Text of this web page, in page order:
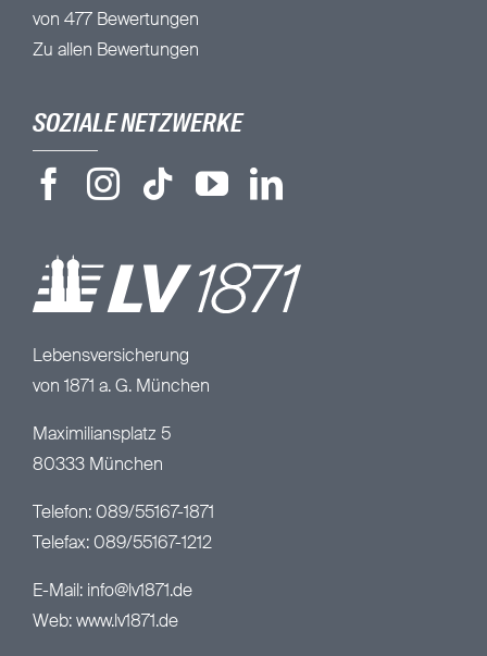
von 477 Bewertungen
Zu allen Bewertungen
SOZIALE NETZWERKE
Lebensversicherung
von 1871 a. G. München
Maximiliansplatz 5
80333 München
Telefon: 089/55167-1871
Telefax: 089/55167-1212
E-Mail: info@lv1871.de
Web: www.lv1871.de